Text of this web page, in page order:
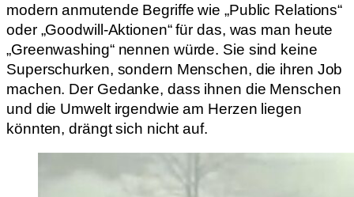
modern anmutende Begriffe wie „Public Relations“
oder „Goodwill-Aktionen“ für das, was man heute
„Greenwashing“ nennen würde. Sie sind keine
Superschurken, sondern Menschen, die ihren Job
machen. Der Gedanke, dass ihnen die Menschen
und die Umwelt irgendwie am Herzen liegen
könnten, drängt sich nicht auf.